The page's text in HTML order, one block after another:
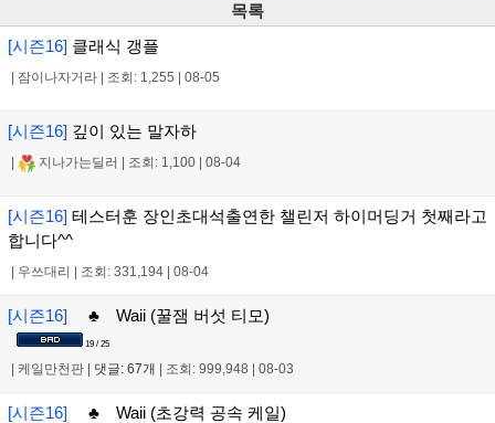
목록
[시즌16] 클래식 갱플
잠이나자거라 조회: 1,255 08-05
[시즌16] 깊이 있는 말자하
지나가는딜러 조회: 1,100 08-04
[시즌16] 테스터훈 장인초대석출연한 챌린저 하이머딩거 첫째라고
합니다^^
우쓰대리 조회: 331,194 08-04
[시즌16] ♣ Waii (꿀잼 버섯 티모)
19 / 25
| 케일만천판 | 댓글: 67개 | 조회: 999,948 | 08-03
[시즌16] ♣ Waii (초강력 공속 케일)